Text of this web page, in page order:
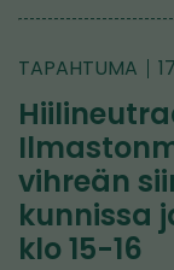
TAPAHTUMA
vihreän
kunnissa
klo 15-16